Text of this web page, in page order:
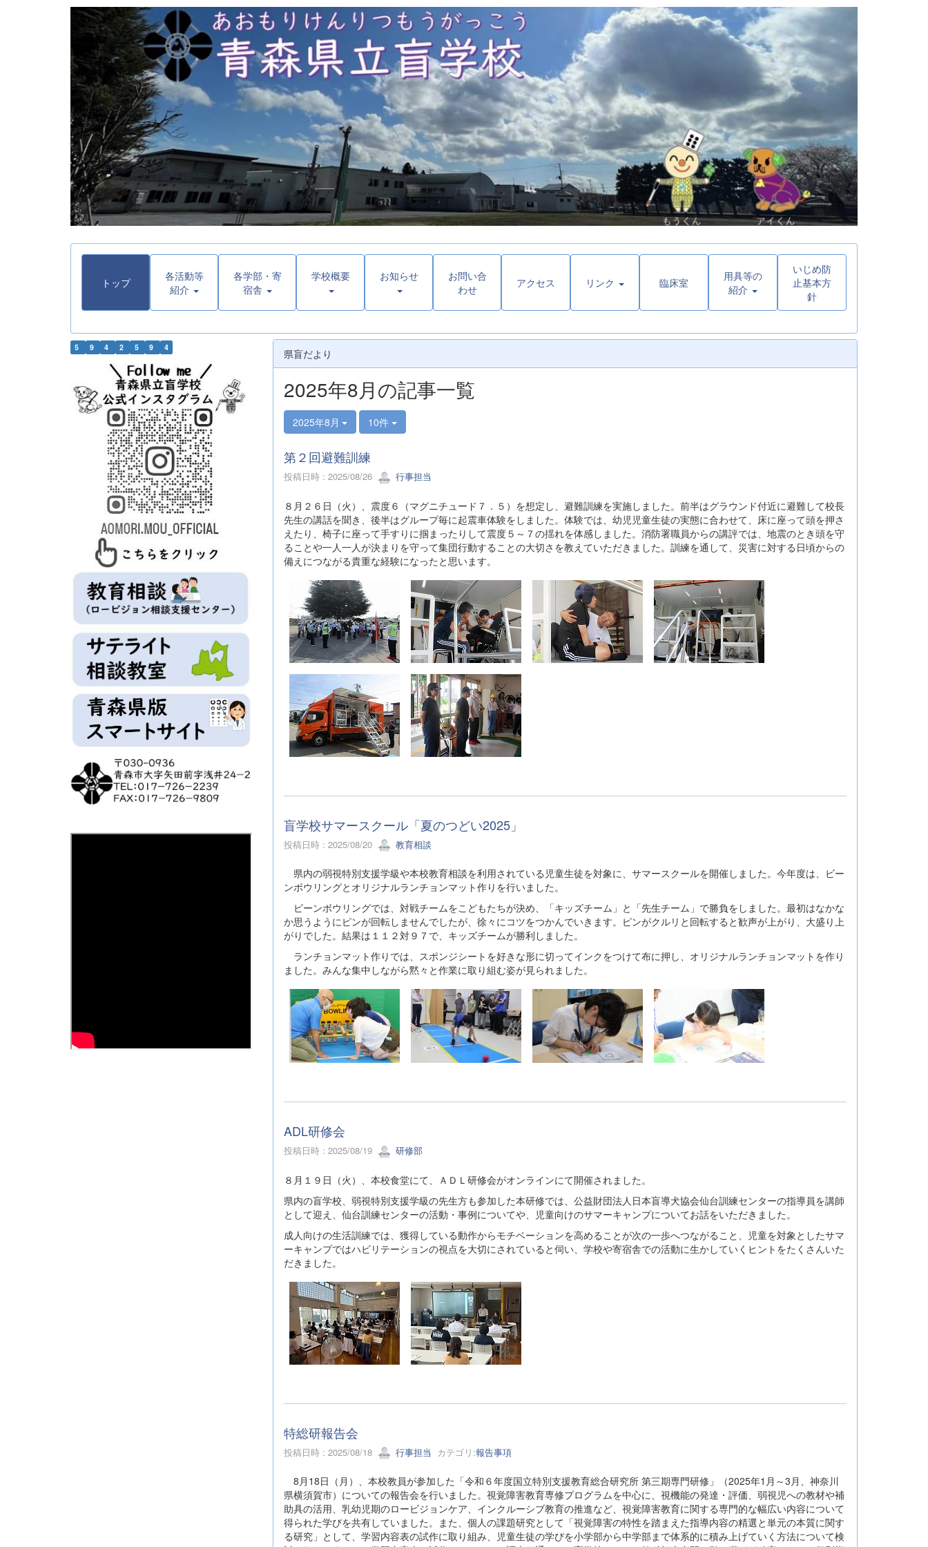
トップ
各活動等
紹介
各学部・寄
宿舎
学校概要 お知らせ
お問い合
わせ
アクセス リンク 臨床室
用具等の
紹介
いじめ防
止基本方
針
県盲だより
2025年8月の記事一覧
2025年8月 10件
第２回避難訓練
投稿日時 : 2025/08/26 行事担当
８月２６日（火）、震度６（マグニチュード７．５）を想定し、避難訓練を実施しました。前半はグラウンド付近に避難して校長
先生の講話を聞き、後半はグループ毎に起震車体験をしました。体験では、幼児児童生徒の実態に合わせて、床に座って頭を押さ
えたり、椅子に座って手すりに掴まったりして震度５～７の揺れを体感しました。消防署職員からの講評では、地震のとき頭を守
ることや一人一人が決まりを守って集団行動することの大切さを教えていただきました。訓練を通して、災害に対する日頃からの
備えにつながる貴重な経験になったと思います。
盲学校サマースクール「夏のつどい2025」
投稿日時 : 2025/08/20 教育相談
県内の弱視特別支援学級や本校教育相談を利用されている児童生徒を対象に、サマースクールを開催しました。今年度は、ビー
ンボウリングとオリジナルランチョンマット作りを行いました。
ビーンボウリングでは、対戦チームをこどもたちが決め、「キッズチーム」と「先生チーム」で勝負をしました。最初はなかな
か思うようにピンが回転しませんでしたが、徐々にコツをつかんでいきます。ピンがクルリと回転すると歓声が上がり、大盛り上
がりでした。結果は１１２対９７で、キッズチームが勝利しました。
ランチョンマット作りでは、スポンジシートを好きな形に切ってインクをつけて布に押し、オリジナルランチョンマットを作り
ました。みんな集中しながら黙々と作業に取り組む姿が見られました。
ADL研修会
投稿日時 : 2025/08/19 研修部
８月１９日（火）、本校食堂にて、ＡＤＬ研修会がオンラインにて開催されました。
県内の盲学校、弱視特別支援学級の先生方も参加した本研修では、公益財団法人日本盲導犬協会仙台訓練センターの指導員を講師
として迎え、仙台訓練センターの活動・事例についてや、児童向けのサマーキャンプについてお話をいただきました。
成人向けの生活訓練では、獲得している動作からモチベーションを高めることが次の一歩へつながること、児童を対象としたサマ
ーキャンプではハビリテーションの視点を大切にされていると伺い、学校や寄宿舎での活動に生かしていくヒントをたくさんいた
だきました。
特総研報告会
投稿日時 : 2025/08/18 行事担当 カテゴリ:報告事項
8月18日（月）、本校教員が参加した「令和６年度国立特別支援教育総合研究所 第三期専門研修」（2025年1月～3月、神奈川
県横須賀市）についての報告会を行いました。視覚障害教育専修プログラムを中心に、視機能の発達・評価、弱視児への教材や補
助具の活用、乳幼児期のロービジョンケア、インクルーシブ教育の推進など、視覚障害教育に関する専門的な幅広い内容について
得られた学びを共有していました。また、個人の課題研究として「視覚障害の特性を踏まえた指導内容の精選と単元の本質に関す
る研究」として、学習内容表の試作に取り組み、児童生徒の学びを小学部から中学部まで体系的に積み上げていく方法について検
5 9 4 2 5 9 4